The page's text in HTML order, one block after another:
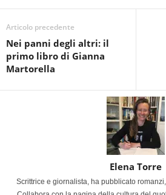
Articolo precedente
Nei panni degli altri: il
primo libro di Gianna
Martorella
Elena Torre
Scrittrice e giornalista, ha pubblicato